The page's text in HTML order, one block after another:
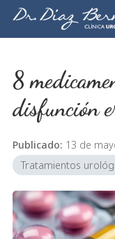
8
disfunción
Publicado: 13 de
Tratamientos